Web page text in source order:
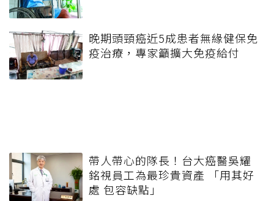
晚期頭頸癌近5成患者無緣健保免
疫治療，專家籲擴大免疫給付
帶人帶心的隊長！台大癌醫吳耀
銘視員工為最珍貴資產 「用其好
處 包容缺點」